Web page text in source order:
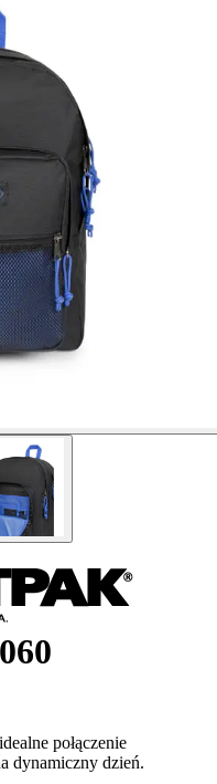
połączenie
dynamiczny dzień.